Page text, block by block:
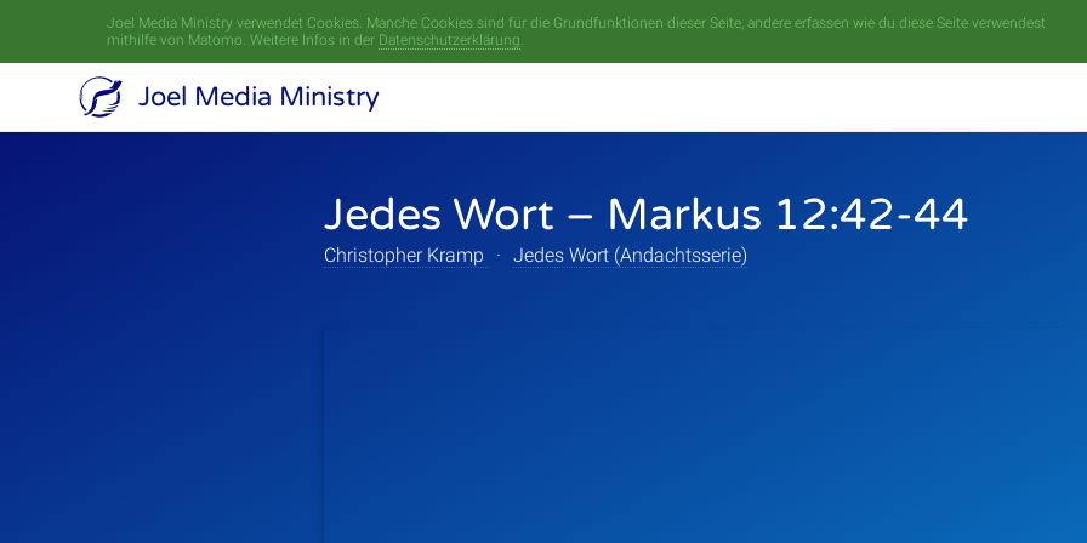
Joel Media Ministry verwendet Cookies. Manche Cookies sind für die Grundfunktionen dieser Seite, andere erfassen wie du diese Seite verwendest
mithilfe von Matomo. Weitere Infos in der Datenschutzerklärung.
Joel Media Ministry
Jedes Wort – Markus 12:42-44
Christopher Kramp · Jedes Wort (Andachtsserie)